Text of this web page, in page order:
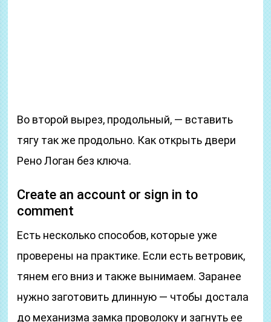
Во второй вырез, продольный, — вставить
тягу так же продольно. Как открыть двери
Рено Логан без ключа.
Create an account or sign in to
comment
Есть несколько способов, которые уже
проверены на практике. Если есть ветровик,
тянем его вниз и также вынимаем. Заранее
нужно заготовить длинную — чтобы достала
до механизма замка проволоку и загнуть ее